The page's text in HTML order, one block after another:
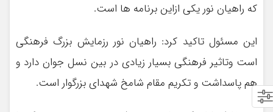
که راهیان نور یکی ازاین برنامه ها است.
این مسئول تاکید کرد: راهیان نور رزمایش بزرگ فرهنگی
است وتاثیر فرهنگی بسیار زیادی در بین نسل جوان دارد و
هم پاسداشت و تکریم مقام شامخ شهدای بزرگوار است.